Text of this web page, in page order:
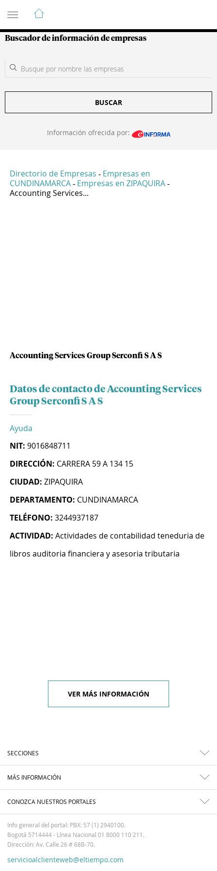
Guía de Empresas Colombianas
Buscador de información de empresas
BUSCAR
Información ofrecida por:
Directorio de Empresas - Empresas en
CUNDINAMARCA - Empresas en ZIPAQUIRA -
Accounting Services...
Accounting Services Group Serconfi S A S
Datos de contacto de Accounting Services
Group Serconfi S A S
Ayuda
NIT: 9016848711
DIRECCIÓN: CARRERA 59 A 134 15
CIUDAD: ZIPAQUIRA
DEPARTAMENTO: CUNDINAMARCA
TELÉFONO: 3244937187
ACTIVIDAD: Actividades de contabilidad teneduria de
libros auditoria financiera y asesoria tributaria
VER MÁS INFORMACIÓN
SECCIONES
MÁS INFORMACIÓN
CONOZCA NUESTROS PORTALES
Info general del portal: PBX: 57 (1) 2940100.
Bogotá 5714444 - Línea Nacional 01 8000 110 211.
Dirección: Av. Calle 26 # 68B-70.
servicioalclienteweb@eltiempo.com